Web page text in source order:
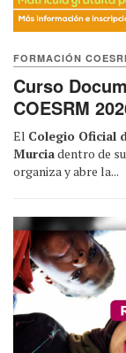
FORMACIÓN
Curso
COESRM
El Colegio Oficial
Murciadentro de
organiza y abre la...